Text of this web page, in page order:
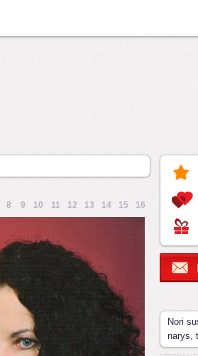
8 9 10 11 12 13 14 15 16
Nori
narys,